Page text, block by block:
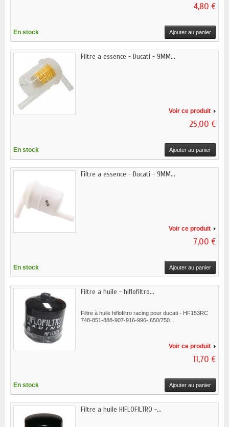
4,80 €
En stock Ajouter au panier
Filtre a essence - Ducati - 9MM...
Voir ce produit
25,00 €
En stock Ajouter au panier
Filtre a essence - Ducati - 9MM...
Voir ce produit
7,00 €
En stock Ajouter au panier
Filtre a huile - hiflofiltro...
Filtre à huile hiflofiltro racing pour ducati - HF153RC
748-851-888-907-916-996- 650/750...
Voir ce produit
11,70 €
En stock Ajouter au panier
Filtre a huile HIFLOFILTRO -...